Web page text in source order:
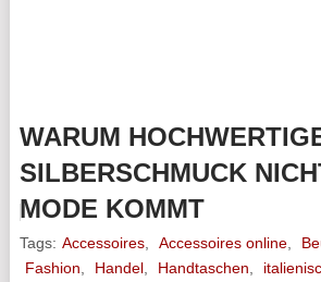
WARUM
SILBERSCHMUCK
MODE KOMMT
Tags: Accessoires, Accessoires online,
Fashion
Handel, Handtaschen